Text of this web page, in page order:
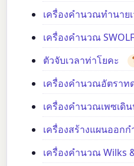
เครื่องคำนวณทำนาย
เครื่องคำนวณ
ตัวจับเวลาท่าโยคะ
เครื่องคำนวณอัตราท
เครื่องคำนวณเพซเดิ
เครื่องสร้างแผนออกก
เครื่องคำนวณ Wilks